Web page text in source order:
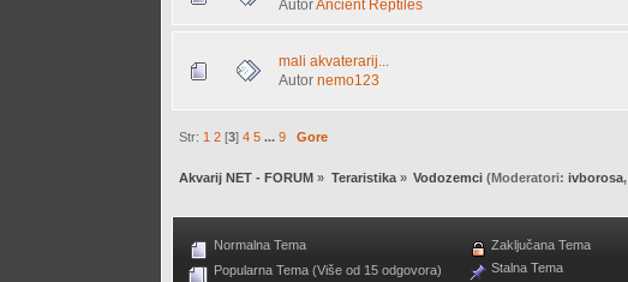
AutorAncient Reptiles
mali akvaterarij...
Autornemo123
Str: 1 2[3] 4 5 ... 9 Gore
Akvarij NET - FORUM » Teraristika» Vodozemci (Moderatori:ivborosa,
Normalna Tema
Popularna Tema (Više od 15 odgovora)
Zaključana Tema
Stalna Tema